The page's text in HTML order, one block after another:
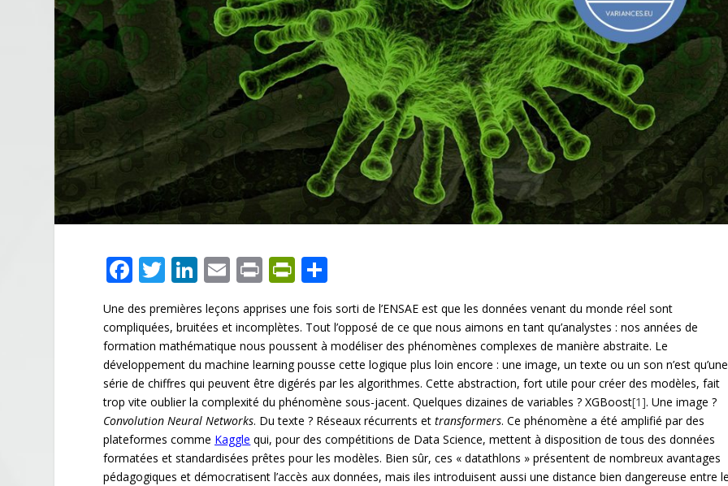
F
ac
e
b
o
o
k
T
w
itt
er
Li
n
k
e
dI
n
E
ai
l
Pr
in
t
Pr
in
tF
ri
e
n
dl
y
ta
g
er
Une des premières leçons apprises une fois sorti de l’ENSAE est que les données venant du monde réel sont
compliquées, bruitées et incomplètes. Tout l’opposé de ce que nous aimons en tant qu’analystes : nos années de
formation mathématique nous poussent à modéliser des phénomènes complexes de manière abstraite. Le
développement du machine learning pousse cette logique plus loin encore : une image, un texte ou un son n’est qu’une
série de chiffres qui peuvent être digérés par les algorithmes. Cette abstraction, fort utile pour créer des modèles, fait
trop vite oublier la complexité du phénomène sous-jacent. Quelques dizaines de variables ? XGBoost[1]. Une image ?
Convolution Neural Networks. Du texte ? Réseaux récurrents ettransformers. Ce phénomène a été amplifié par des
plateformes comme Kaggle qui, pour des compétitions de Data Science, mettent à disposition de tous des données
formatées et standardisées prêtes pour les modèles. Bien sûr, ces « datathlons » présentent de nombreux avantages
pédagogiques et démocratisent l’accès aux données, mais iles introduisent aussi une distance bien dangereuse entre